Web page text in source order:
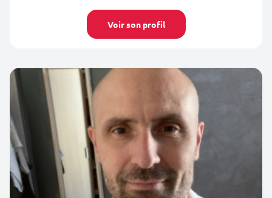
Voir son profil